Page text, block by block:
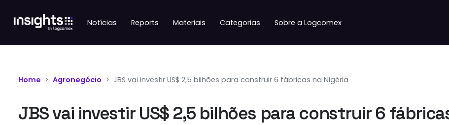
Notícias Reports Materiais Categorias Sobre a Logcomex
Home Agronegócio JBS vai investir US$ 2,5 bilhões para construir 6 fábricas na Nigéria
JBS vai investir US$ 2,5 bilhões para construir 6